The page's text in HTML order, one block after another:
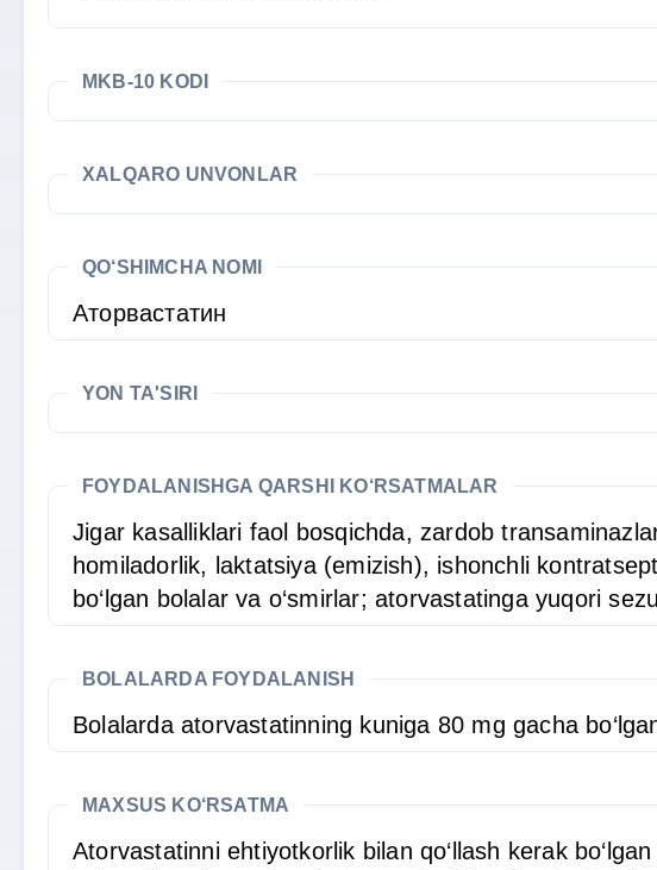
MKB-10 KODI
XALQARO UNVONLAR
QO‘SHIMCHA NOMI
Аторвастатин
YON TA'SIRI
FOYDALANISHGA QARSHI KO‘RSATMALAR
Jigar kasalliklari faol bosqichda, zardob
homiladorlik, laktatsiya (emizish), ishonchli
bo‘lgan bolalar va o‘smirlar; atorvastatinga yuqori
BOLALARDA FOYDALANISH
Bolalarda atorvastatinning kuniga 80 mg gacha
MAXSUS KO‘RSATMA
Atorvastatinni ehtiyotkorlik bilan qo‘llash kerak